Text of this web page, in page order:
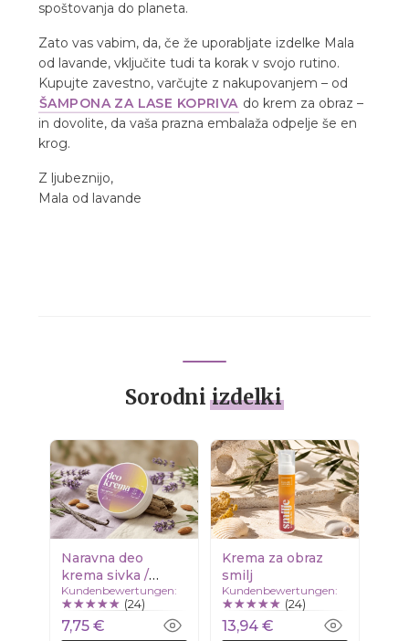
spoštovanja do planeta.
Zato vas vabim, da, če že uporabljate izdelke Mala
od lavande, vključite tudi ta korak v svojo rutino.
Kupujte zavestno, varčujte z nakupovanjem – od
ŠAMPONA ZA LASE KOPRIVA do krem za obraz –
in dovolite, da vaša prazna embalaža odpelje še en
krog.
Z ljubeznijo,
Mala od lavande
Sorodniizdelki
Naravna deo
krema sivka /
vanilija
Kundenbewertungen:
(24)
7,75 €
Krema za obraz
smilj
Kundenbewertungen:
(24)
13,94 €